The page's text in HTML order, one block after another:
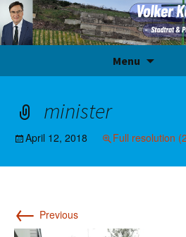
Menu
minister
April 12, 2018 Full resolution
← Previous